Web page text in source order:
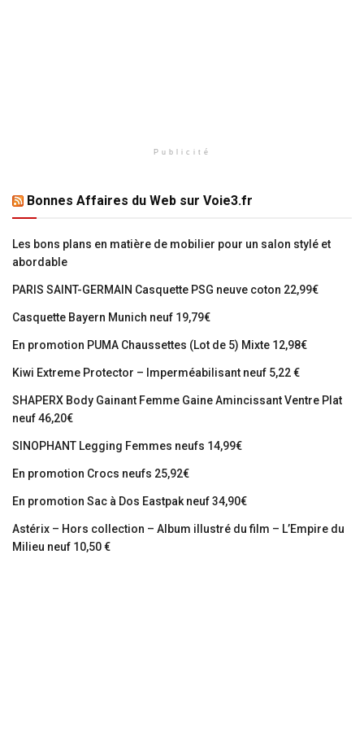
Publicité
Bonnes Affaires du Web sur Voie3.fr
Les bons plans en matière de mobilier pour un salon stylé et
abordable
PARIS SAINT-GERMAIN Casquette PSG neuve coton 22,99€
Casquette Bayern Munich neuf 19,79€
En promotion PUMA Chaussettes (Lot de 5) Mixte 12,98€
Kiwi Extreme Protector – Imperméabilisant neuf 5,22 €
SHAPERX Body Gainant Femme Gaine Amincissant Ventre Plat
neuf 46,20€
SINOPHANT Legging Femmes neufs 14,99€
En promotion Crocs neufs 25,92€
En promotion Sac à Dos Eastpak neuf 34,90€
Astérix – Hors collection – Album illustré du film – L’Empire du
Milieu neuf 10,50 €